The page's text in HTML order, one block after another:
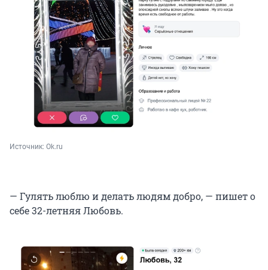
Источник: Ok.ru
— Гулять люблю и делать людям добро, — пишет о
себе 32-летняя Любовь.